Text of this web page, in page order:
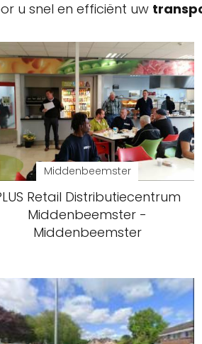
u snel en efficiënt uw
Middenbeemster
Retail Distributiecentrum
Middenbeemster -
Middenbeemster